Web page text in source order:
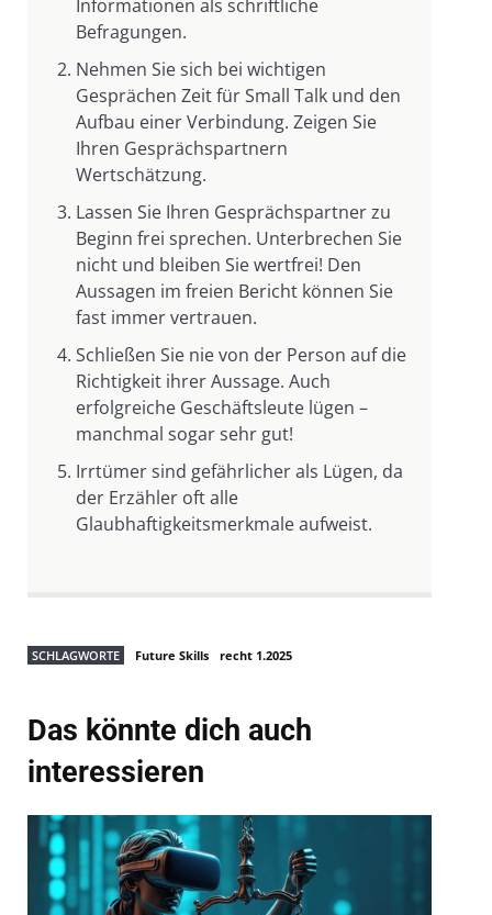
Informationen als schriftliche
Befragungen.
Nehmen Sie sich bei wichtigen
Gesprächen Zeit für Small Talk und den
Aufbau einer Verbindung. Zeigen Sie
Ihren Gesprächspartnern
Wertschätzung.
Lassen Sie Ihren Gesprächspartner zu
Beginn frei sprechen. Unterbrechen Sie
nicht und bleiben Sie wertfrei! Den
Aussagen im freien Bericht können Sie
fast immer vertrauen.
Schließen Sie nie von der Person auf die
Richtigkeit ihrer Aussage. Auch
erfolgreiche Geschäftsleute lügen –
manchmal sogar sehr gut!
Irrtümer sind gefährlicher als Lügen, da
der Erzähler oft alle
Glaubhaftigkeitsmerkmale aufweist.
SCHLAGWORTE Future Skills recht 1.2025
Das könnte dich auch
interessieren